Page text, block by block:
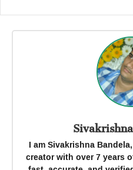
I am Sivakrishna
creator with over 7 years